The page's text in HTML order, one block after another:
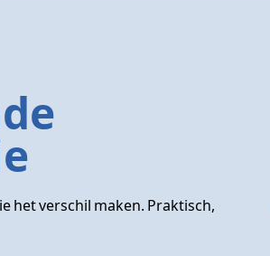
het verschil maken. Praktisch,